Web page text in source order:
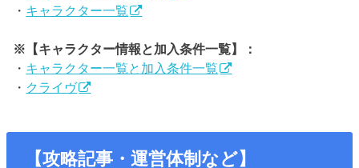
・ キャラクター一覧
※【キャラクター情報と加入条件一覧】：
・ キャラクター一覧と加入条件一覧
・ クライヴ
【攻略記事・運営体制など】